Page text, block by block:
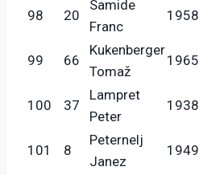
98 20
Samide
Franc
1958
99 66
Kukenberger
Tomaž
1965
100 37
Lampret
Peter
1938
101 8
Peternelj
Janez
1949